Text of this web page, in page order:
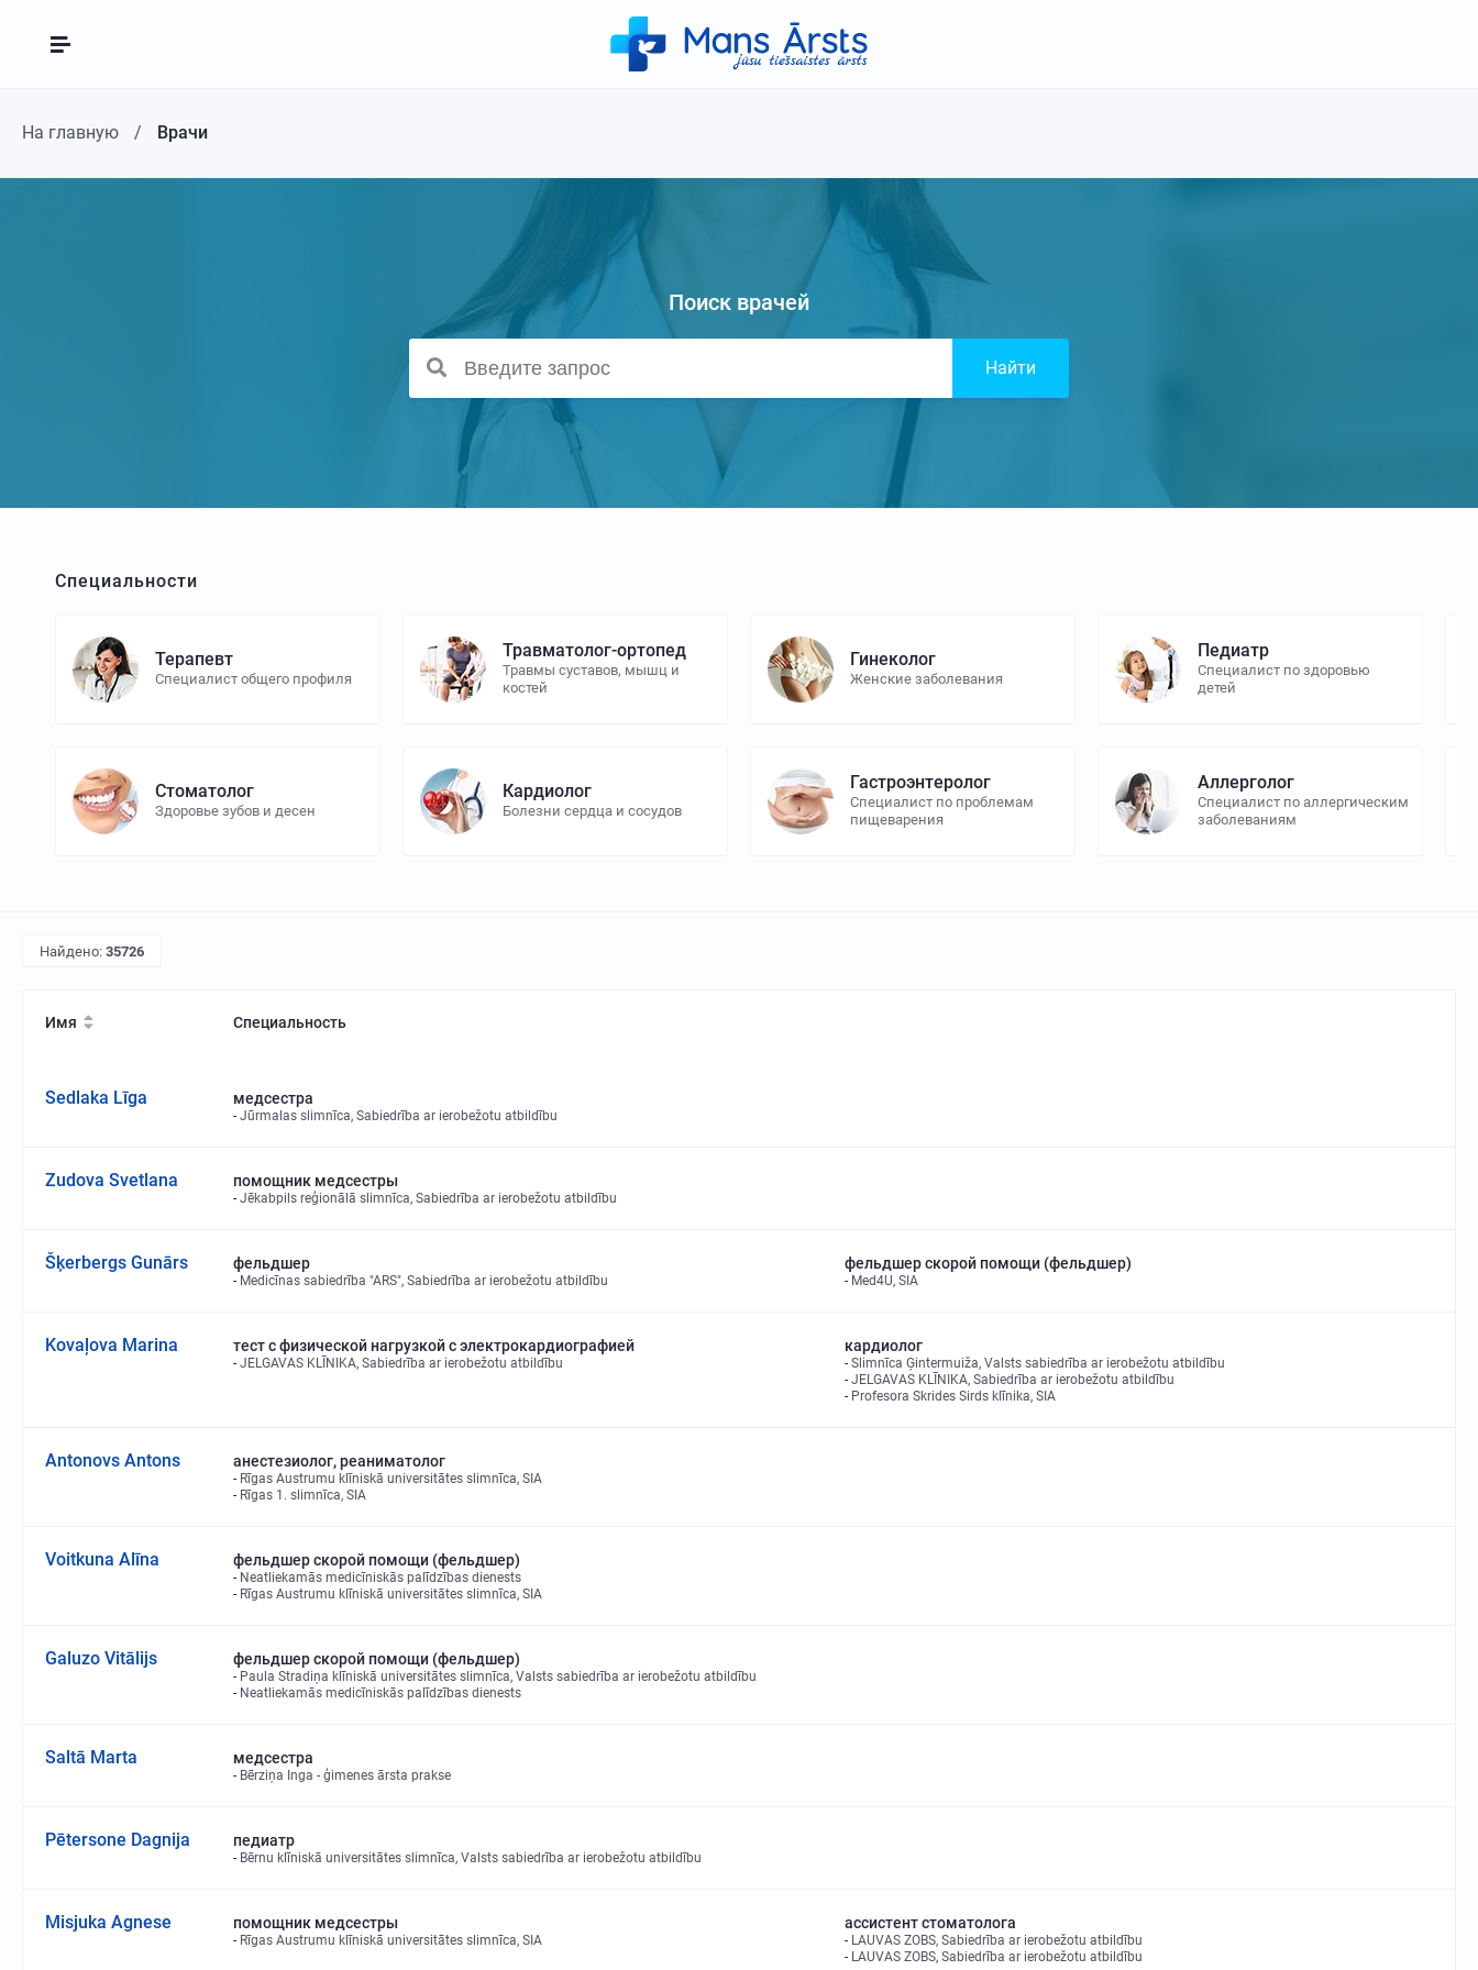
На главную Врачи
Поиск врачей
Найти
Специальности
Терапевт
Специалист общего профиля
Травматолог-ортопед
Травмы суставов, мышц и
костей
Гинеколог
Женские заболевания
Педиатр
Специалист по здоровью
детей
Стоматолог
Здоровье зубов и десен
Кардиолог
Болезни сердца и сосудов
Гастроэнтеролог
Специалист по проблемам
пищеварения
Аллерголог
Специалист по аллергическим
заболеваниям
Найдено: 35726
Имя Специальность
Sedlaka Līga медсестра
Jūrmalas slimnīca, Sabiedrība ar ierobežotu atbildību
Zudova Svetlana помощник медсестры
Jēkabpils reģionālā slimnīca, Sabiedrība ar ierobežotu atbildību
Šķerbergs Gunārs фельдшер
Medicīnas sabiedrība "ARS", Sabiedrība ar ierobežotu atbildību
фельдшер скорой помощи (фельдшер)
Med4U, SIA
Kovaļova Marina тест с физической нагрузкой с электрокардиографией
JELGAVAS KLĪNIKA, Sabiedrība ar ierobežotu atbildību
кардиолог
Slimnīca Ģintermuiža, Valsts sabiedrība ar ierobežotu atbildību
JELGAVAS KLĪNIKA, Sabiedrība ar ierobežotu atbildību
Profesora Skrides Sirds klīnika, SIA
Antonovs Antons анестезиолог, реаниматолог
Rīgas Austrumu klīniskā universitātes slimnīca, SIA
Rīgas 1. slimnīca, SIA
Voitkuna Alīna фельдшер скорой помощи (фельдшер)
Neatliekamās medicīniskās palīdzības dienests
Rīgas Austrumu klīniskā universitātes slimnīca, SIA
Galuzo Vitālijs фельдшер скорой помощи (фельдшер)
Paula Stradiņa klīniskā universitātes slimnīca, Valsts sabiedrība ar ierobežotu atbildību
Neatliekamās medicīniskās palīdzības dienests
Saltā Marta медсестра
Bērziņa Inga - ģimenes ārsta prakse
Pētersone Dagnija педиатр
Bērnu klīniskā universitātes slimnīca, Valsts sabiedrība ar ierobežotu atbildību
Misjuka Agnese помощник медсестры
Rīgas Austrumu klīniskā universitātes slimnīca, SIA
ассистент стоматолога
LAUVAS ZOBS, Sabiedrība ar ierobežotu atbildību
LAUVAS ZOBS, Sabiedrība ar ierobežotu atbildību